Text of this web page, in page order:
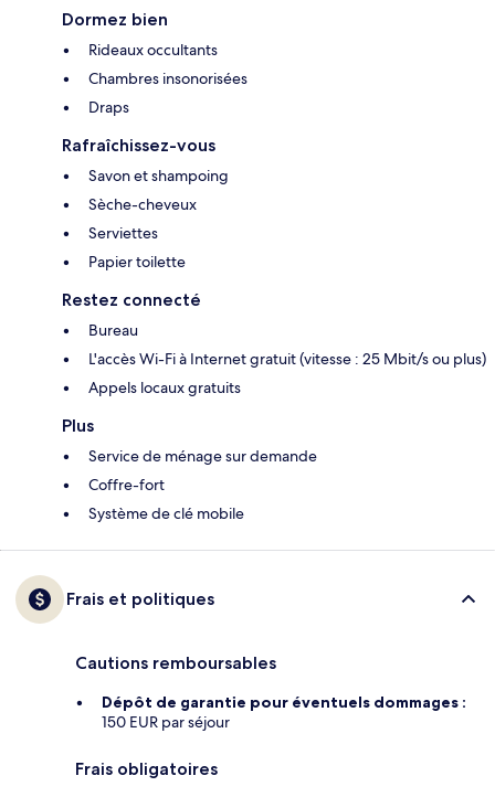
Dormez bien
Rideaux occultants
Chambres insonorisées
Draps
Rafraîchissez-vous
Savon et shampoing
Sèche-cheveux
Serviettes
Papier toilette
Restez connecté
Bureau
L'accès Wi-Fi à Internet gratuit (vitesse : 25 Mbit/s ou plus)
Appels locaux gratuits
Plus
Service de ménage sur demande
Coffre-fort
Système de clé mobile
Frais et politiques
Cautions remboursables
Dépôt de garantie pour éventuels dommages :
150 EUR par séjour
Frais obligatoires